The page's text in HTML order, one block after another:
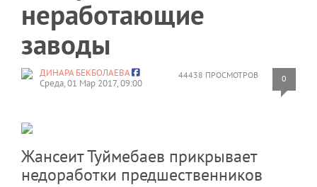
неработающие
заводы
44438 ПРОСМОТРОВ 0
ДИНАРА БЕКБОЛАЕВА
Среда, 01 Мар 2017, 09:00
​​​​​​​Жансеит Туймебаев прикрывает
недоработки предшественников